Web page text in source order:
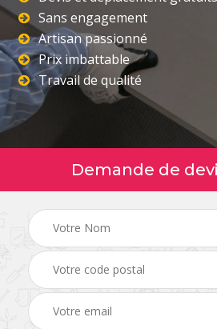
Sans engagement
Artisan passionné
Prix imbattable
Travail de qualité
Demande de